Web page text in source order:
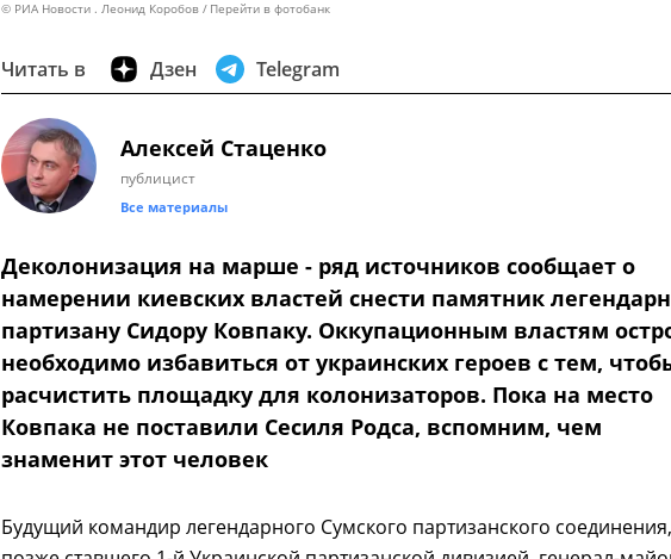
© РИА Новости . Леонид Коробов Перейти в фотобанк
Читать в Дзен Telegram
Алексей Стаценко
публицист
Все материалы
Деколонизация на марше - ряд источников сообщает о
намерении киевских властей снести памятник
партизану Сидору Ковпаку. Оккупационным властям
необходимо избавиться от украинских героев с тем,
расчистить площадку для колонизаторов. Пока на место
Ковпака не поставили Сесиля Родса, вспомним, чем
знаменит этот человек
Будущий командир легендарного Сумского партизанского соединения,